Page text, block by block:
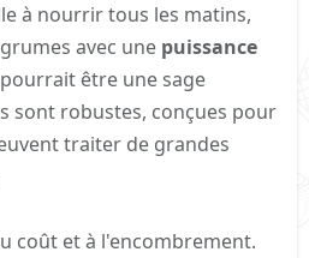
à nourrir tous les matins,
avec une puissance
pourrait être une sage
sont robustes, conçues pour
traiter de grandes
coût et à l'encombrement.